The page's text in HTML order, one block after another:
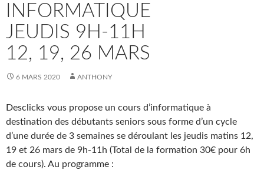
INFORMATIQUE
JEUDIS 9H-11H
12, 19, 26 MARS
6 MARS 2020 ANTHONY
Desclicks vous propose un cours d’informatique à
destination des débutants seniors sous forme d’un cycle
d’une durée de 3 semaines se déroulant les jeudis matins 12,
19 et 26 mars de 9h-11h (Total de la formation 30€ pour 6h
de cours). Au programme :